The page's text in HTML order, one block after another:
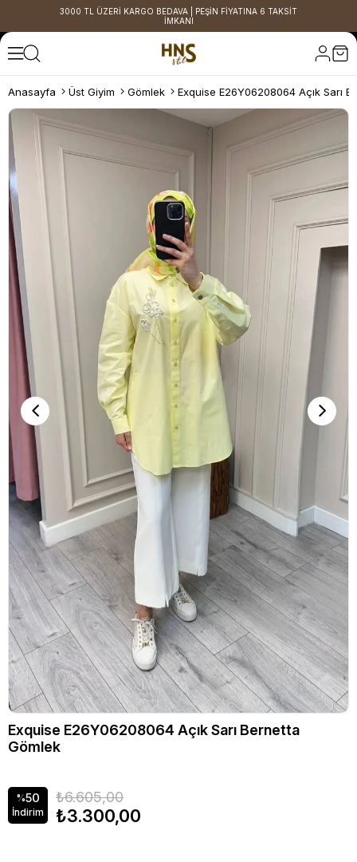
3000 TL ÜZERİ KARGO BEDAVA | PEŞİN FİYATINA 6 TAKSİT
İMKANI
Anasayfa Üst Giyim Gömlek Exquise E26Y06208064 Açık Sarı
Exquise E26Y06208064 Açık Sarı Bernetta
Gömlek
%50
İndirim
₺6.605,00
₺3.300,00